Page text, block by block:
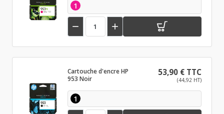
1
 
Cartouche d'encre HP
953 Noir
53,90 € TTC
(44,92 HT)
1